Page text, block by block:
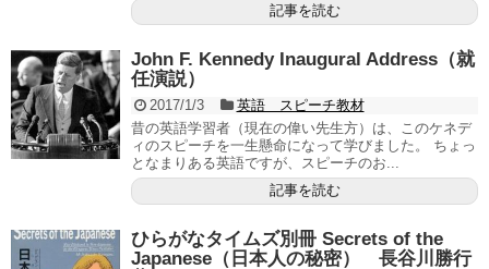
記事を読む
John F. Kennedy Inaugural Address（就
任演説）
2017/1/3
英語 スピーチ教材
昔の英語学習者（現在の偉い先生方）は、このケネデ
ィのスピーチを一生懸命になって学びました。 ちょっ
となまりある英語ですが、スピーチのお...
記事を読む
ひらがなタイムズ別冊 Secrets of the
Japanese（日本人の秘密） 長谷川勝行